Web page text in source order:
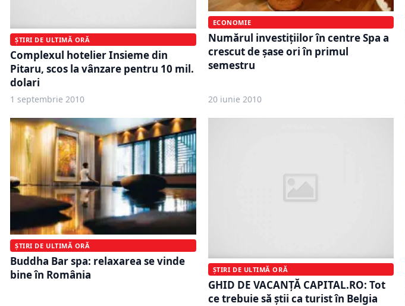
ȘTIRI DE ULTIMĂ ORĂ
Complexul hotelier Insieme din
Pitaru, scos la vânzare pentru 10 mil.
dolari
1 septembrie 2010
ECONOMIE
Numărul investiţiilor în centre Spa a
crescut de şase ori în primul
semestru
20 iunie 2010
ȘTIRI DE ULTIMĂ ORĂ
Buddha Bar spa: relaxarea se vinde
bine în România
ȘTIRI DE ULTIMĂ ORĂ
GHID DE VACANȚĂ CAPITAL.RO: Tot
ce trebuie să ştii ca turist în Belgia